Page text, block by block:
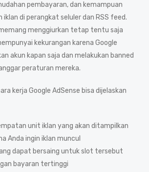
pembayaran, dan kemampuan
di perangkat seluler dan RSS feed.
menggiurkan tetap tentu saja
kekurangan karena Google
akun kapan saja dan melakukan banned
peraturan mereka.
kerja Google AdSense bisa dijelaskan
unit iklan yang akan ditampilkan
Anda ingin iklan muncul
dapat bersaing untuk slot tersebut
bayaran tertinggi